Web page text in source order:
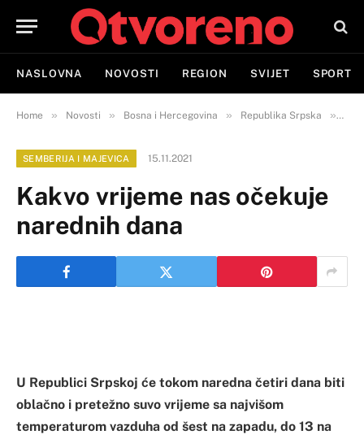
NASLOVNA NOVOSTI REGION SVIJET SPORT
Home » Novosti » Bosna i Hercegovina » Republika Srpska »
SEMBERIJA I MAJEVICA 15.11.2021
Kakvo vrijeme nas očekuje
narednih dana
U Republici Srpskoj će tokom naredna četiri dana biti
oblačno i pretežno suvo vrijeme sa najvišom
temperaturom vazduha od šest na zapadu, do 13 na